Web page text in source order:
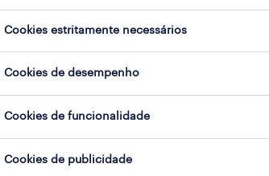
de contrato
(m/f/x)
Cookies estritamente necessários
Cookies de desempenho
Cookies de funcionalidade
Cookies de publicidade